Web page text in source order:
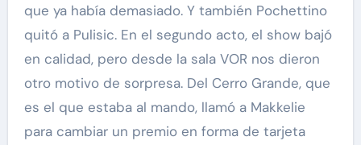
que ya había demasiado. Y también Pochettino
quitó a Pulisic. En el segundo acto, el show bajó
en calidad, pero desde la sala VOR nos dieron
otro motivo de sorpresa. Del Cerro Grande, que
es el que estaba al mando, llamó a Makkelie
para cambiar un premio en forma de tarjeta